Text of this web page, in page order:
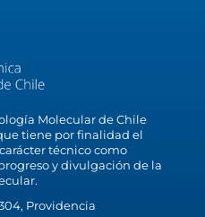
Molecular de Chile
tiene por finalidad el
técnico como
y divulgación de la
Providencia